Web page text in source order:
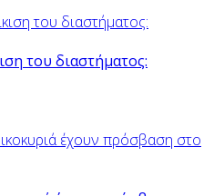
του διαστήματος: